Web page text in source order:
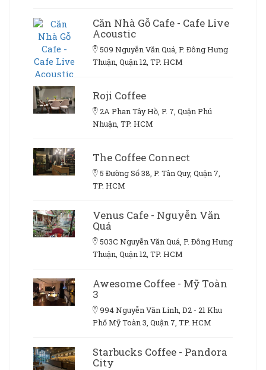
Căn Nhà Gỗ Cafe - Cafe Live
Acoustic
509 Nguyễn Văn Quá, P. Đông Hưng
Thuận, Quận 12, TP. HCM
Roji Coffee
2A Phan Tây Hồ, P. 7, Quận Phú
Nhuận, TP. HCM
The Coffee Connect
5 Đường Số 38, P. Tân Quy, Quận 7,
TP. HCM
Venus Cafe - Nguyễn Văn
Quá
503C Nguyễn Văn Quá, P. Đông Hưng
Thuận, Quận 12, TP. HCM
Awesome Coffee - Mỹ Toàn
3
994 Nguyễn Văn Linh, D2 - 21 Khu
Phố Mỹ Toàn 3, Quận 7, TP. HCM
Starbucks Coffee - Pandora
City